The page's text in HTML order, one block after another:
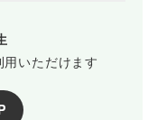
いただけます